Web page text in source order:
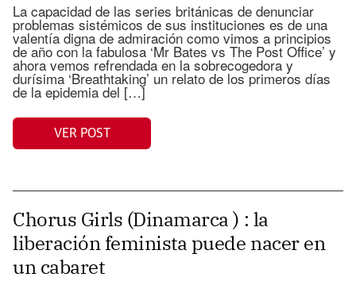
La capacidad de las series británicas de denunciar
problemas sistémicos de sus instituciones es de una
valentía digna de admiración como vimos a principios
de año con la fabulosa ‘Mr Bates vs The Post Office’ y
ahora vemos refrendada en la sobrecogedora y
durísima ‘Breathtaking’ un relato de los primeros días
de la epidemia del […]
VER POST
Chorus Girls (Dinamarca ) : la
liberación feminista puede nacer en
un cabaret